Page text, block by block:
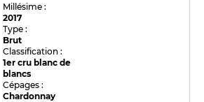
Millésime :
2017
Type :
Brut
Classification :
1er cru blanc de
blancs
Cépages :
Chardonnay